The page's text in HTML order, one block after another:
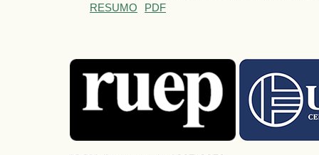
RESUMO PDF